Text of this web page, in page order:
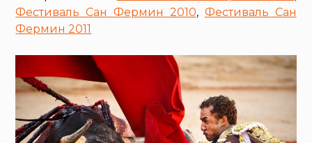
Фестиваль Сан Фермин 2010, Фестиваль Сан
Фермин 2011